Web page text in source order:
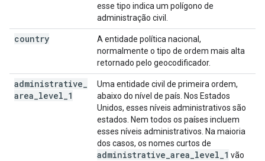
esse tipo indica um polígono de
administração civil.
country
A entidade política nacional,
normalmente o tipo de ordem mais alta
retornado pelo geocodificador.
administrative
area level 1
Uma entidade civil de primeira ordem,
abaixo do nível de país. Nos Estados
Unidos, esses níveis administrativos são
estados. Nem todos os países incluem
esses níveis administrativos. Na maioria
dos casos, os nomes curtos de
administrative area level 1 vão